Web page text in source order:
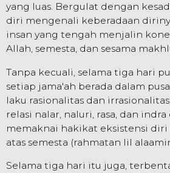
yang luas. Bergulat dengan
diri mengenali keberadaan
insan yang tengah menjalin
Allah, semesta, dan sesama
Tanpa kecuali, selama tiga hari
setiap jama'ah berada dalam
laku rasionalitas dan
relasi nalar, naluri, rasa, dan
memaknai hakikat eksistensi diri
atas semesta (rahmatan lil
Selama tiga hari itu juga,